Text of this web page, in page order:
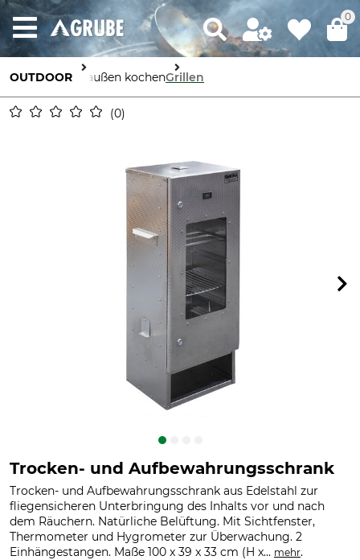
0
OUTDOOR Draußen kochenGrillen
0
Trocken- und Aufbewahrungsschrank
Trocken- und Aufbewahrungsschrank aus Edelstahl zur
fliegensicheren Unterbringung des Inhalts vor und nach
dem Räuchern. Natürliche Belüftung. Mit Sichtfenster,
Thermometer und Hygrometer zur Überwachung. 2
Einhängestangen. Maße 100 x 39 x 33 cm (H x... mehr.